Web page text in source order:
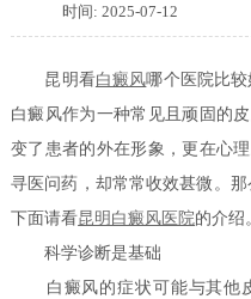
时间: 2025-07-12
昆明看白癜风哪个医院比
白癜风作为一种常见且顽固的
变了患者的外在形象，更在心
寻医问药，却常常收效甚微。
下面请看昆明白癜风医院的介绍
科学诊断是基础
白癜风的症状可能与其他